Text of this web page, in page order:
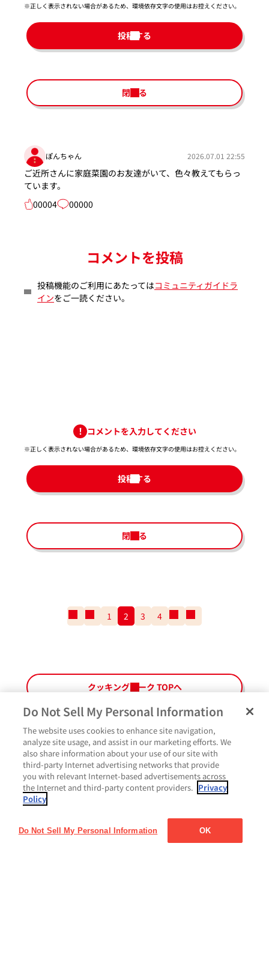
※正しく表示されない場合があるため、環境依存文字の使用はお控えください。​
投稿する
閉じる
ぽんちゃん 2026.07.01 22:55
ご近所さんに家庭菜園のお友達がいて、色々教えてもらっ
ています。
00004
00000
コメントを投稿
投稿機能のご利用にあたってはコミュニティガイドラ
インをご一読ください。
コメントを入力してください
※正しく表示されない場合があるため、環境依存文字の使用はお控えください。​
投稿する
閉じる
番
ペ
ー
ジ
の
1 2 3 4
の
番
ペ
ー
クッキングパーク TOPへ
いいね
Do Not Sell My Personal Information
The website uses cookies to enhance site navigation,
analyze site usage, and assist in our marketing efforts. We
also share information about your use of our site with
third-party Internet advertising networks that provide
you with relevant Internet-based advertisements across
the Internet and third-party content providers. Privacy
Policy
Do Not Sell My Personal Information OK